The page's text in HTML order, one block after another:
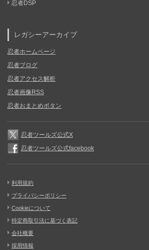
忍者DSP
レガシーアーカイブ
忍者ホームページ
忍者ブログ
忍者アクセス解析
忍者画像RSS
忍者おまとめボタン
忍者ツールズ公式X
忍者ツールズ公式facebook
利用規約
プライバシーポリシー
Cookieについて
特定商取引法に基づく表記
会社概要
採用情報